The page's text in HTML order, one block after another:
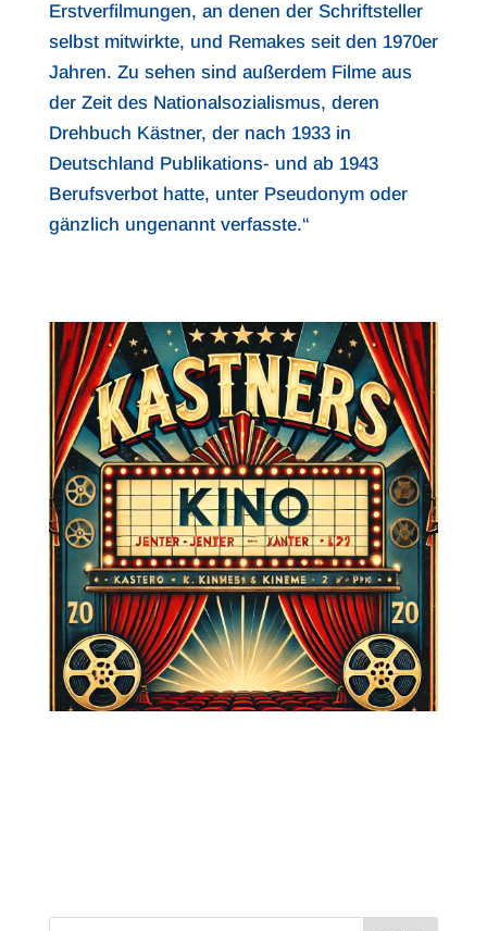
Erstverfilmungen, an denen der Schriftsteller
selbst mitwirkte, und Remakes seit den 1970er
Jahren. Zu sehen sind außerdem Filme aus
der Zeit des Nationalsozialismus, deren
Drehbuch Kästner, der nach 1933 in
Deutschland Publikations- und ab 1943
Berufsverbot hatte, unter Pseudonym oder
gänzlich ungenannt verfasste.“